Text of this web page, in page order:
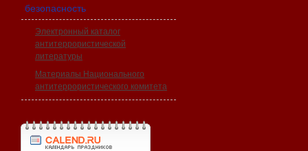
безопасность
Электронный каталог
антитеррористической
литературы
Материалы Национального
антитеррористического комитета